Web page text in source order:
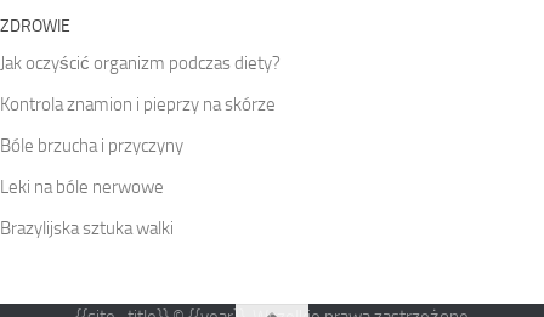
ZDROWIE
Jak oczyścić organizm podczas diety?
Kontrola znamion i pieprzy na skórze
Bóle brzucha i przyczyny
Leki na bóle nerwowe
Brazylijska sztuka walki